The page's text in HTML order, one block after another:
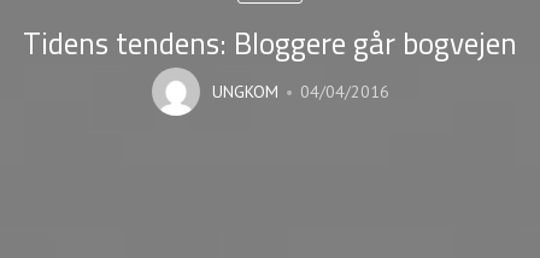
Tidens tendens: Bloggere går bogvejen
UNGKOM 04/04/2016